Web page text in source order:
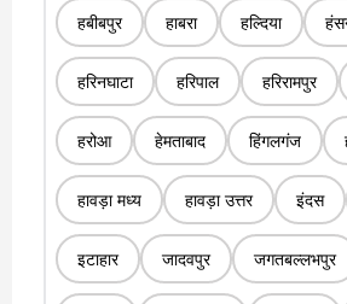
हबीबपुर हाबरा हल्दिया
हरिनघाटा हरिपाल हरिरामपुर
हरोआ हेमताबाद हिंगलगंज
हावड़ा मध्य हावड़ा उत्तर इंदस
इटाहार जादवपुर जगतबल्लभपुर